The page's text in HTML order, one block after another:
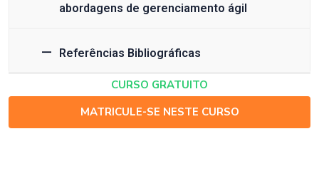
abordagens de gerenciamento ágil
Referências Bibliográficas
CURSO GRATUITO
MATRICULE-SE NESTE CURSO